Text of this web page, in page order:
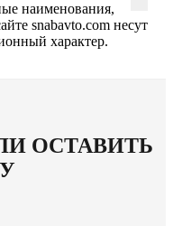
наименования,
snabavto.com несут
характер.
ОСТАВИТЬ